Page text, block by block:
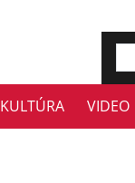
KULTÚRA VIDEO